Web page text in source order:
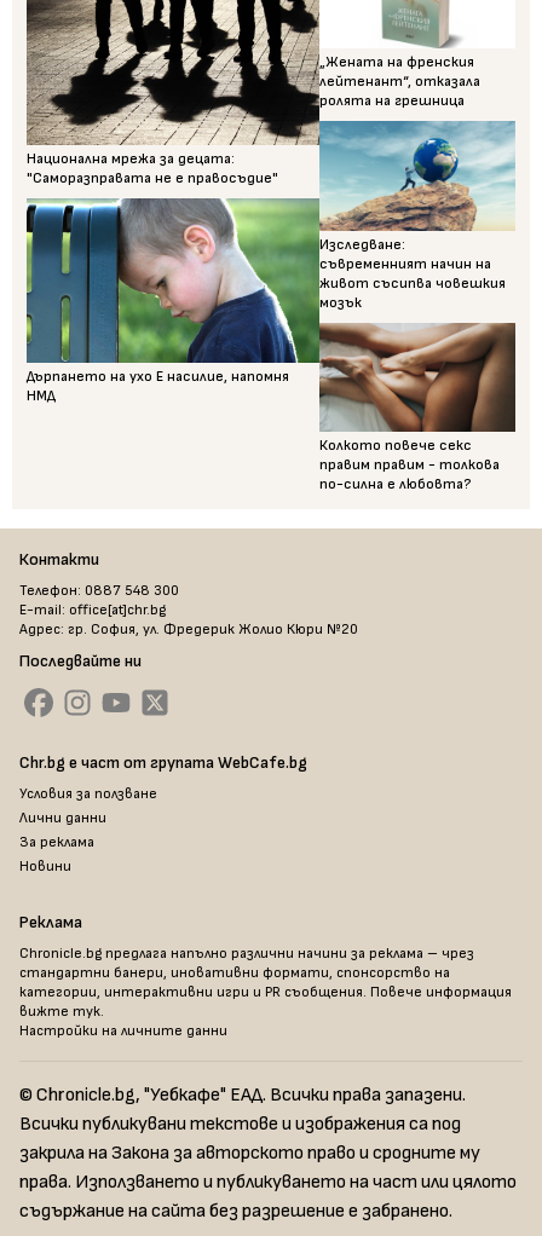
Национална мрежа за децата:
"Саморазправата не е правосъдие"
Дърпането на ухо Е насилие, напомня
НМД
„Жената на френския
лейтенант“, отказала
ролята на грешница
Изследване:
съвременният начин на
живот съсипва човешкия
мозък
Колкото повече секс
правим правим - толкова
по-силна е любовта?
Контакти
Телефон: 0887 548 300
E-mail: office[at]chr.bg
Адрес: гр. София, ул. Фредерик Жолио Кюри №20
Последвайте ни
Chr.bg е част от групата WebCafe.bg
Условия за ползване
Лични данни
За реклама
Новини
Реклама
Chronicle.bg предлага напълно различни начини за реклама – чрез
стандартни банери, иновативни формати, спонсорство на
категории, интерактивни игри и PR съобщения. Повече информация
вижте тук.
Настройки на личните данни
© Chronicle.bg, "Уебкафе" ЕАД. Всички права запазени.
Всички публикувани текстове и изображения са под
закрила на Закона за авторското право и сродните му
права. Използването и публикуването на част или цялото
съдържание на сайта без разрешение е забранено.